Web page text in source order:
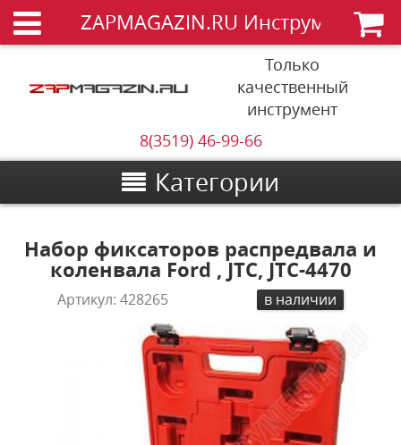
ZAPMAGAZIN.RU Инструменты
Только
качественный
инструмент
8(3519) 46-99-66
Категории
Набор фиксаторов распредвала и
коленвала Ford , JTC, JTC-4470
Артикул:428265 в наличии